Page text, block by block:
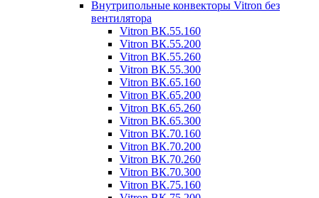
Внутрипольные конвекторы Vitron без
вентилятора
Vitron ВК.55.160
Vitron ВК.55.200
Vitron ВК.55.260
Vitron ВК.55.300
Vitron ВК.65.160
Vitron ВК.65.200
Vitron ВК.65.260
Vitron ВК.65.300
Vitron ВК.70.160
Vitron ВК.70.200
Vitron ВК.70.260
Vitron ВК.70.300
Vitron ВК.75.160